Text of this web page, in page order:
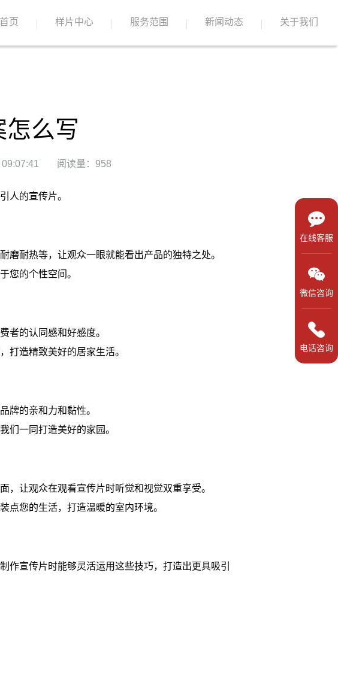
首页 样片中心 服务范围 新闻动态 关于我们
么写
阅读量：958
人的宣传片。
耐热等，让观众一眼就能看出产品的独特之处。
您的个性空间。
者的认同感和好感度。
打造精致美好的居家生活。
牌的亲和力和黏性。
们一同打造美好的家园。
让观众在观看宣传片时听觉和视觉双重享受。
点您的生活，打造温暖的室内环境。
作宣传片时能够灵活运用这些技巧，打造出更具吸引
在线客服
微信咨询
电话咨询